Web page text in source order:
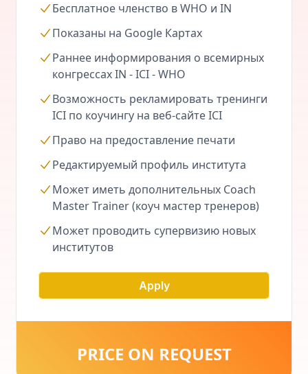
Бесплатное членство в WHO и IN
Показаны на Google Картах
Раннее информирования о всемирных
конгрессах IN - ICI - WHO
Возможность рекламировать тренинги
ICI по коучингу на веб-сайте ICI
Право на предоставление печати
Редактируемый профиль института
Может иметь дополнительных Coach
Master Trainer (коуч мастер тренеров)
Может проводить супервизию новых
институтов
Apply
PRICE ON REQUEST